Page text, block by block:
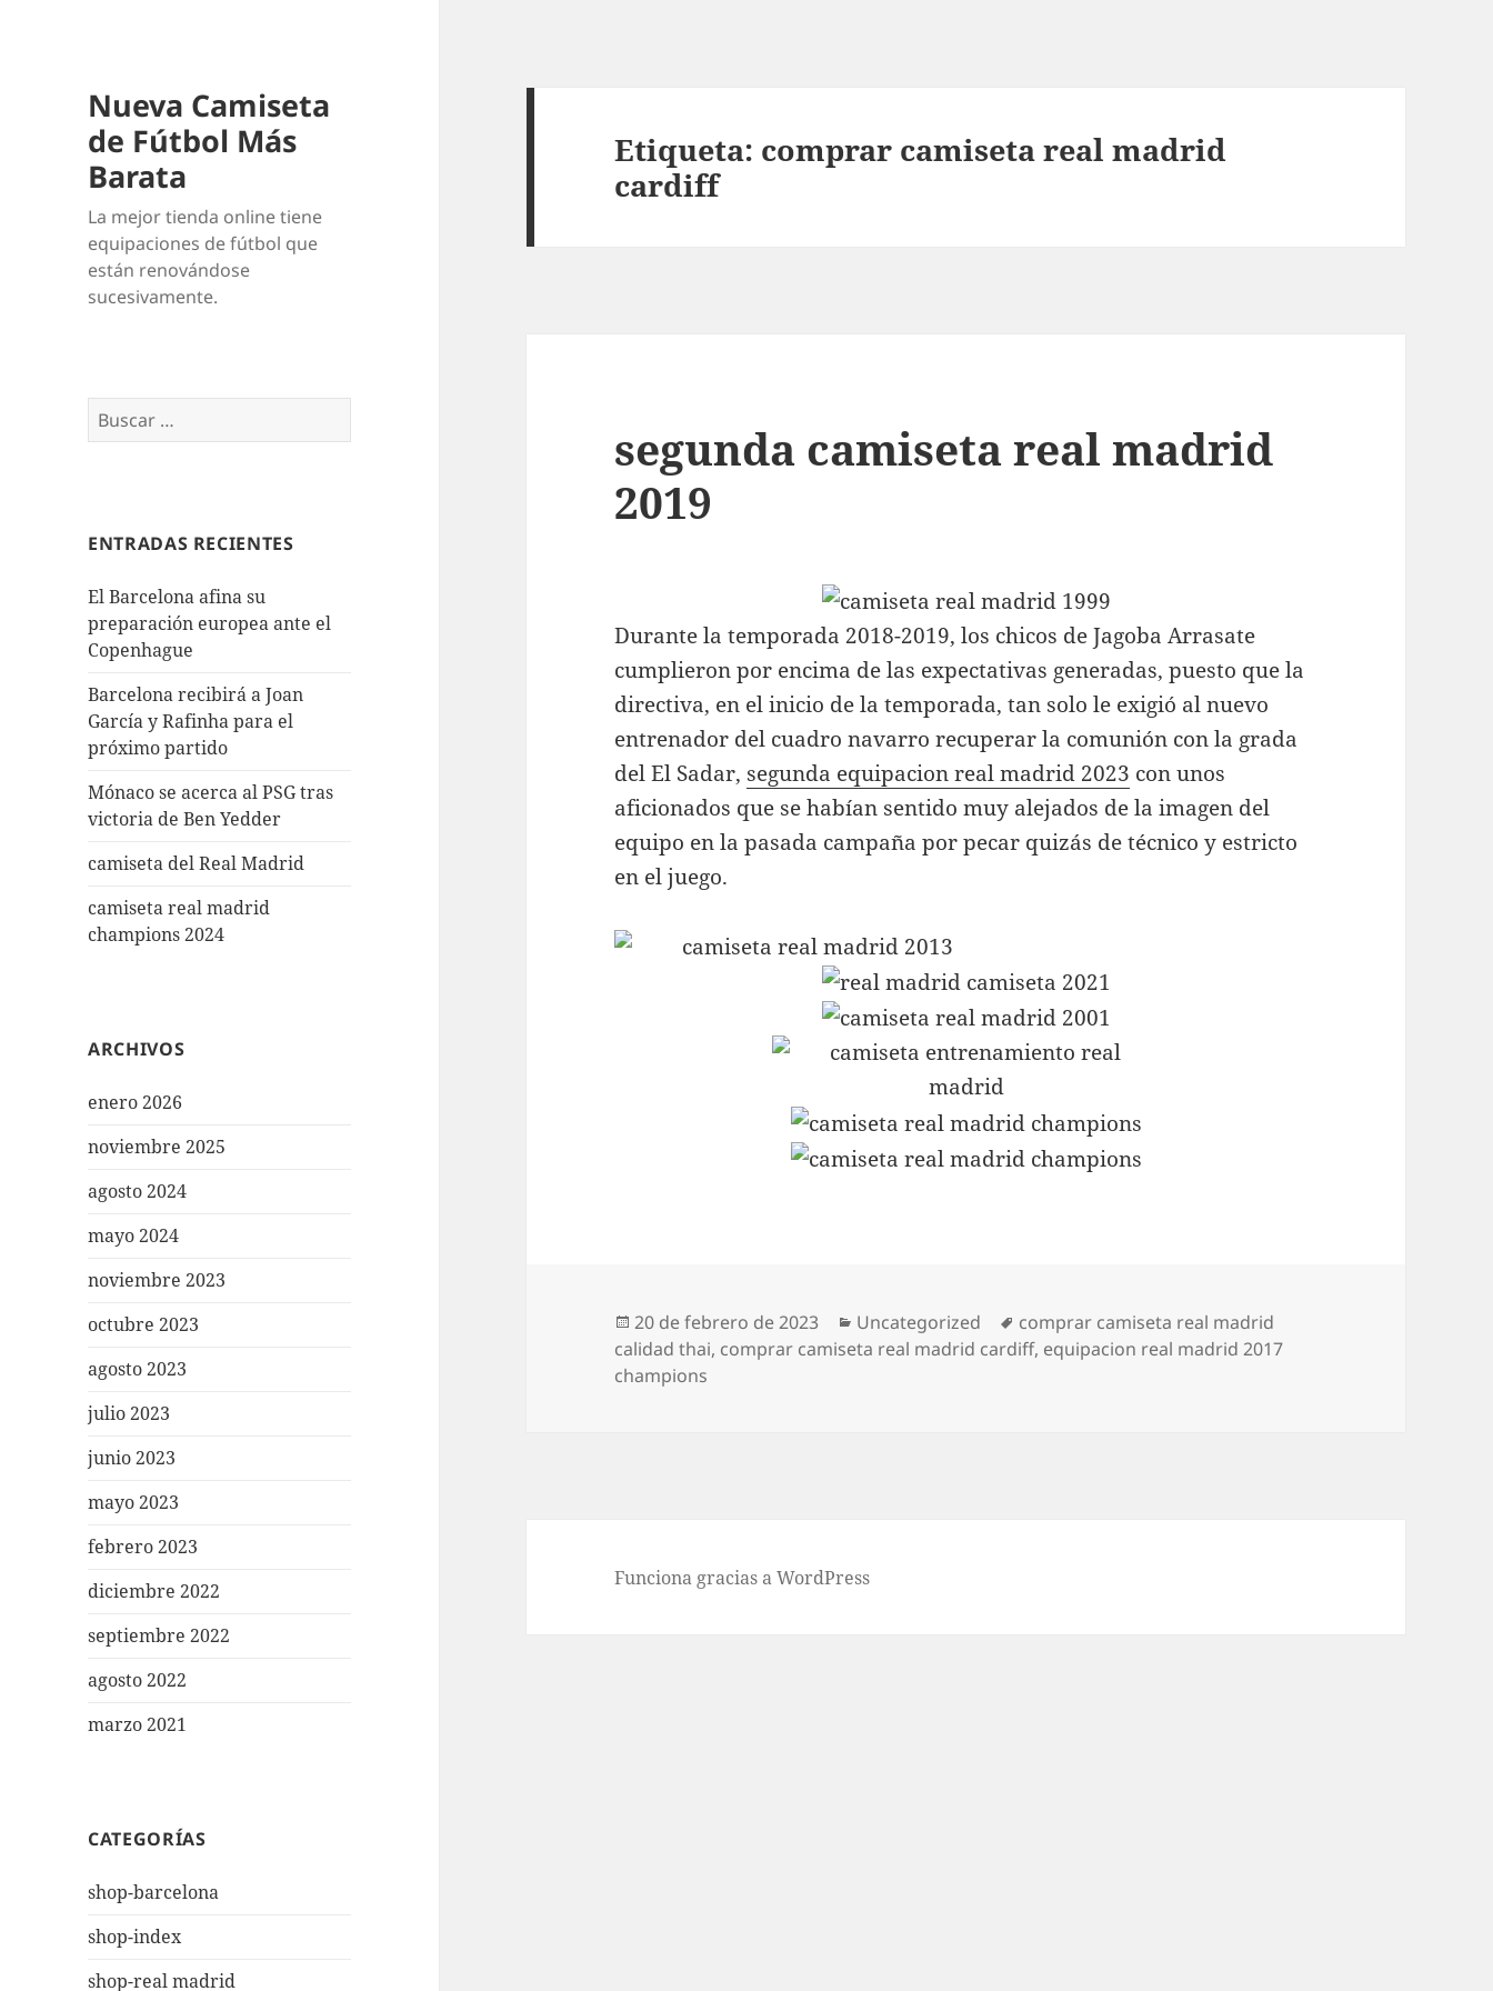
Nueva Camiseta
de Fútbol Más
Barata
La mejor tienda online tiene
equipaciones de fútbol que
están renovándose
sucesivamente.
Buscar:
ENTRADAS RECIENTES
El Barcelona afina su
preparación europea ante el
Copenhague
Barcelona recibirá a Joan
García y Rafinha para el
próximo partido
Mónaco se acerca al PSG tras
victoria de Ben Yedder
camiseta del Real Madrid
camiseta real madrid
champions 2024
ARCHIVOS
enero 2026
noviembre 2025
agosto 2024
mayo 2024
noviembre 2023
octubre 2023
agosto 2023
julio 2023
junio 2023
mayo 2023
febrero 2023
diciembre 2022
septiembre 2022
agosto 2022
marzo 2021
CATEGORÍAS
shop-barcelona
shop-index
shop-real madrid
Etiqueta: comprar camiseta real madrid
cardiff
segunda camiseta real madrid
2019
Durante la temporada 2018-2019, los chicos de Jagoba Arrasate
cumplieron por encima de las expectativas generadas, puesto que la
directiva, en el inicio de la temporada, tan solo le exigió al nuevo
entrenador del cuadro navarro recuperar la comunión con la grada
del El Sadar, segunda equipacion real madrid 2023 con unos
aficionados que se habían sentido muy alejados de la imagen del
equipo en la pasada campaña por pecar quizás de técnico y estricto
en el juego.
Publicado
el
20 de febrero de 2023 Categorías
Uncategorized Etiquetas
comprar camiseta real madrid
calidad thai, comprar camiseta real madrid cardiff, equipacion real madrid 2017
champions
Funciona gracias a WordPress